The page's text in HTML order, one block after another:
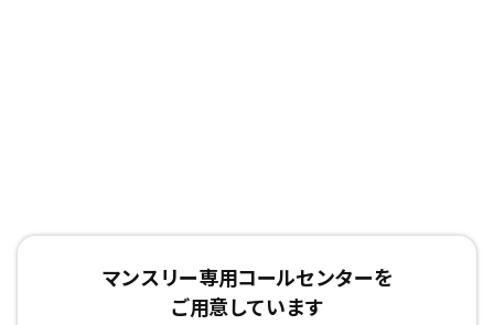
マンスリー専用コールセンターを
ご用意しています